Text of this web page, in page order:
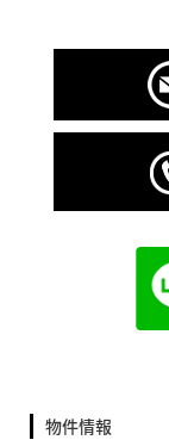
物件情報